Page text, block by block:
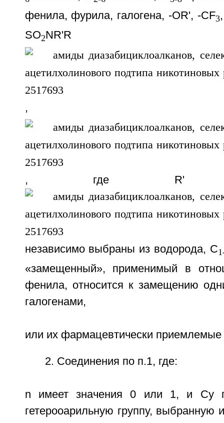
фенила, фурила, галогена, -OR', -CF3
SO2NR'R
, -
, где
независимо выбраны из водорода, C
«замещенный», применимый в
фенила, относится к замещению
галогенами,
или их фармацевтически приемлемые
2. Соединения по п.1, где:
n имеет значения 0 или 1, и Cy
гетерооарильную группу, выбранную